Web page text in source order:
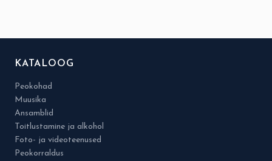
KATALOOG
Peokohad
Muusika
Ansamblid
Toitlustamine ja alkohol
Foto- ja videoteenused
Peokorraldus